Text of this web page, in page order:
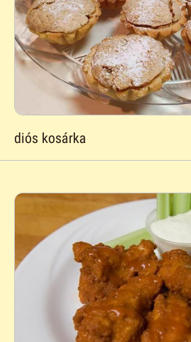
diós kosárka